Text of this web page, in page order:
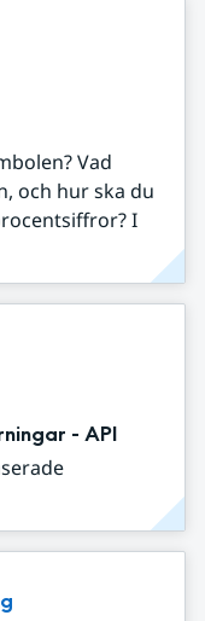
Vad
och hur ska du
I
- API